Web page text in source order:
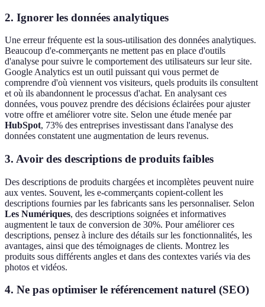
2. Ignorer les données analytiques
Une erreur fréquente est la sous-utilisation des données analytiques.
Beaucoup d'e-commerçants ne mettent pas en place d'outils
d'analyse pour suivre le comportement des utilisateurs sur leur site.
Google Analytics est un outil puissant qui vous permet de
comprendre d'où viennent vos visiteurs, quels produits ils consultent
et où ils abandonnent le processus d'achat. En analysant ces
données, vous pouvez prendre des décisions éclairées pour ajuster
votre offre et améliorer votre site. Selon une étude menée par
HubSpot, 73% des entreprises investissant dans l'analyse des
données constatent une augmentation de leurs revenus.
3. Avoir des descriptions de produits faibles
Des descriptions de produits chargées et incomplètes peuvent nuire
aux ventes. Souvent, les e-commerçants copient-collent les
descriptions fournies par les fabricants sans les personnaliser. Selon
Les Numériques, des descriptions soignées et informatives
augmentent le taux de conversion de 30%. Pour améliorer ces
descriptions, pensez à inclure des détails sur les fonctionnalités, les
avantages, ainsi que des témoignages de clients. Montrez les
produits sous différents angles et dans des contextes variés via des
photos et vidéos.
4. Ne pas optimiser le référencement naturel (SEO)